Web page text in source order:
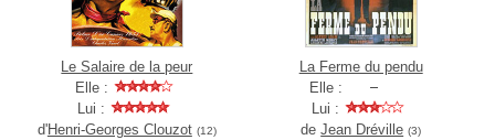
Le Salaire de la peur
Elle :
Lui :
d'Henri-Georges Clouzot (12)
La Ferme du pendu
Elle :
Lui :
deJean Dréville (3)